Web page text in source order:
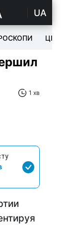
UA
ЦІКАВЕ
1 хв